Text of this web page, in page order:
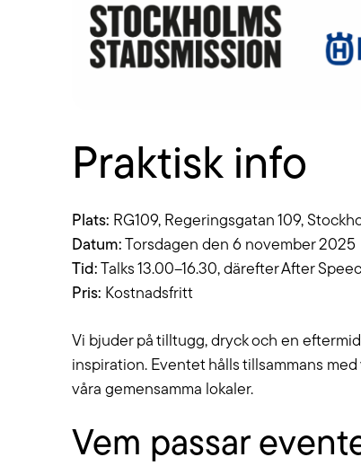
Praktisk info
Plats: RG109, Regeringsgatan 109,
Datum: Torsdagen den 6 november 2025
Tid: Talks 13.00–16.30, därefter After
Pris: Kostnadsfritt
Vi bjuder på tilltugg, dryck och en
inspiration. Eventet hålls tillsammans
våra gemensamma lokaler.
Vem passar